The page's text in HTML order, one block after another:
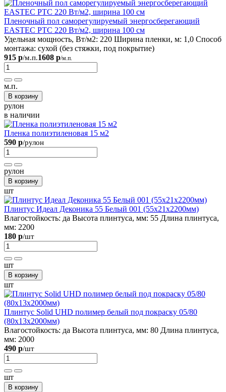
Пленочный пол саморегулируемый энергосберегающий
EASTEC PTC 220 Вт/м2, ширина 100 см
Удельная мощность, Вт/м2: 220 Ширина пленки, м: 1,0 Способ
монтажа: сухой (без стяжки, под покрытие)
915 р/м.п.1608 р/м.п.
м.п.
В корзину
рулон
в наличии
Пленка полиэтиленовая 15 м2
590 р/рулон
рулон
В корзину
шт
Плинтус Идеал Деконика 55 Белый 001 (55х21х2200мм)
Влагостойкость: да Высота плинтуса, мм: 55 Длина плинтуса,
мм: 2200
180 р/шт
шт
В корзину
шт
Плинтус Solid UHD полимер белый под покраску 05/80
(80х13х2000мм)
Влагостойкость: да Высота плинтуса, мм: 80 Длина плинтуса,
мм: 2000
490 р/шт
шт
В корзину